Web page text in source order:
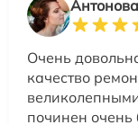
Очень
качество
починен очень